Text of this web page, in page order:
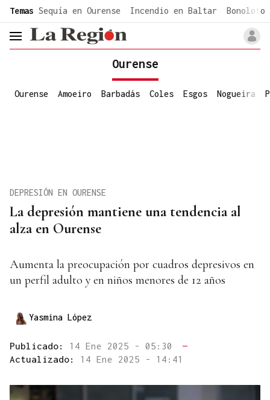
common.go-to-content
Temas Sequía en Ourense Incendio en Baltar Bonoloto
header.menu.open
Ourense
Ourense Amoeiro Barbadás Coles Esgos Nogueira
La depresión mantiene una tendencia al
alza en Ourense
DEPRESIÓN EN OURENSE
Aumenta la preocupación por cuadros depresivos en
un perfil adulto y en niños menores de 12 años
Yasmina López
Publicado: 14 Ene 2025 - 05:30
—
Actualizado: 14 Ene 2025 - 14:41